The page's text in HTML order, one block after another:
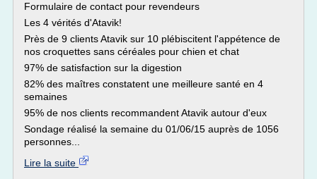
Formulaire de contact pour revendeurs
Les 4 vérités d'Atavik!
Près de 9 clients Atavik sur 10 plébiscitent l'appétence de
nos croquettes sans céréales pour chien et chat
97% de satisfaction sur la digestion
82% des maîtres constatent une meilleure santé en 4
semaines
95% de nos clients recommandent Atavik autour d'eux
Sondage réalisé la semaine du 01/06/15 auprès de 1056
personnes...
Lire la suite